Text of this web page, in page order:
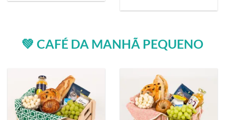
💚 CAFÉ DA MANHÃ PEQUENO